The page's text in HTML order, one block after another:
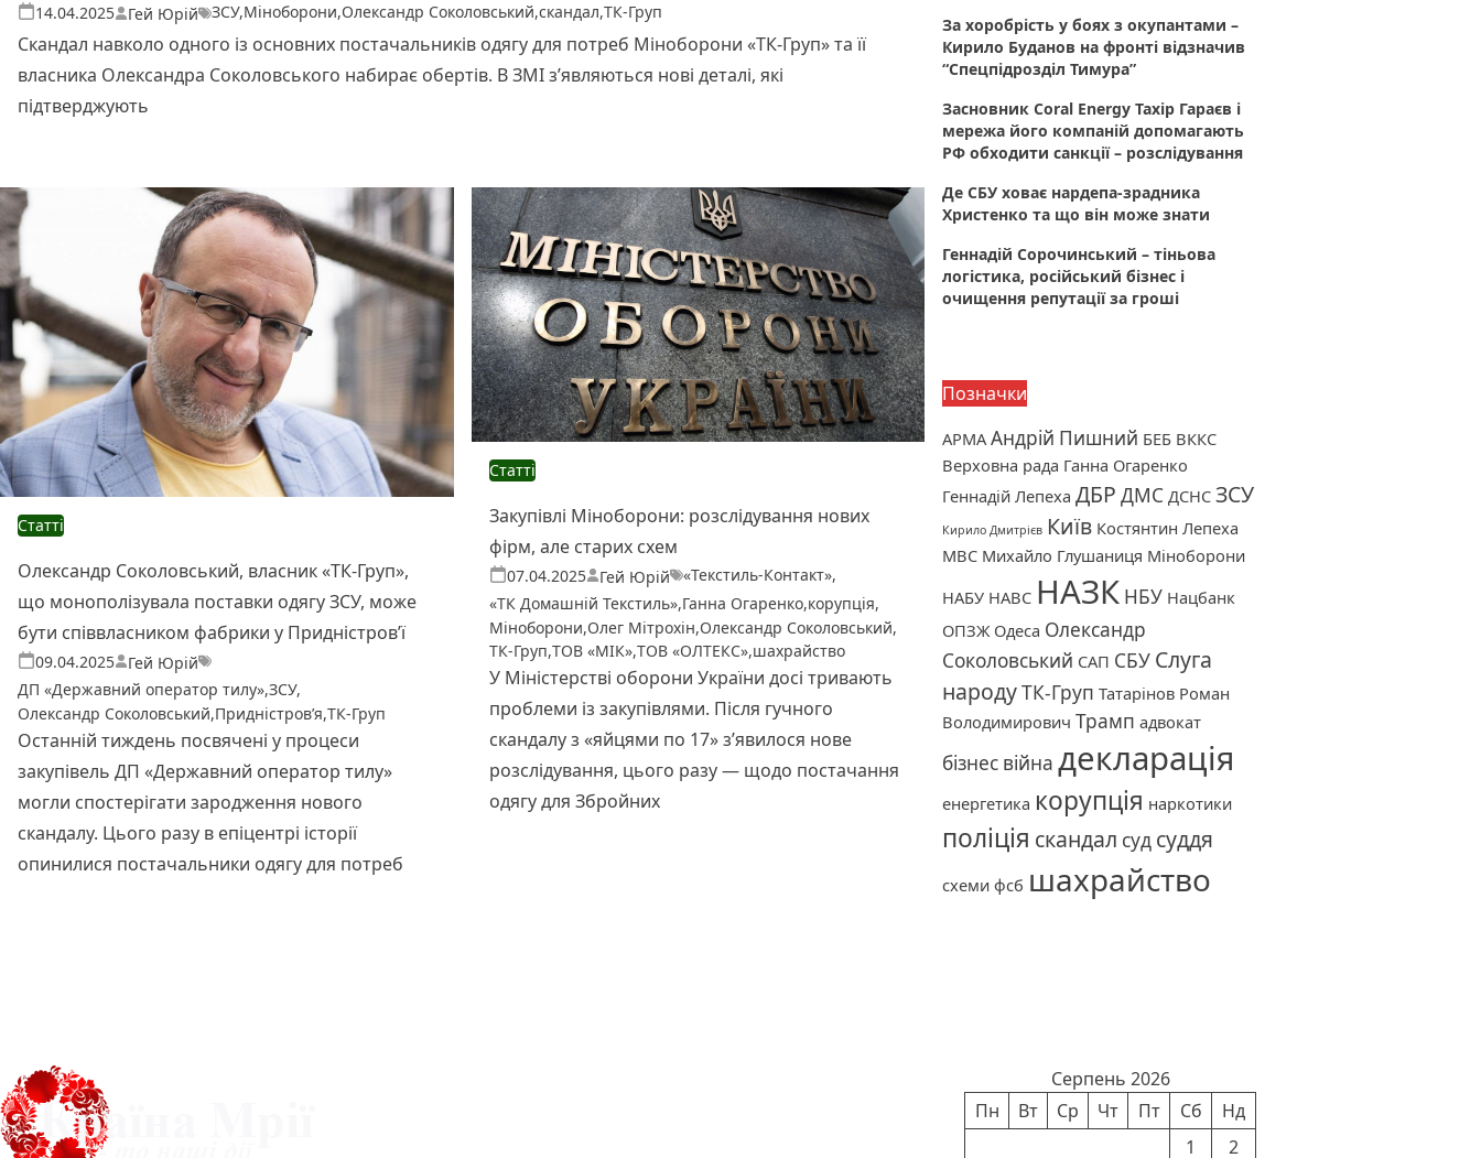
14.04.2025Опубліковано
Гей Юрій
Теги: ЗСУ,Міноборони,Олександр Соколовський,скандал,ТК-Груп
Скандал навколо одного із основних постачальників одягу для потреб Міноборони «ТК-Груп» та її
власника Олександра Соколовського набирає обертів. В ЗМІ з’являються нові деталі, які
підтверджують
Статті
Олександр Соколовський, власник «ТК-Груп»,
що монополізувала поставки одягу ЗСУ, може
бути співвласником фабрики у Придністров’ї
09.04.2025Опубліковано
Гей Юрій
Теги:
ДП «Державний оператор тилу»,ЗСУ,
Олександр Соколовський,Придністров’я,ТК-Груп
Останній тиждень посвячені у процеси
закупівель ДП «Державний оператор тилу»
могли спостерігати зародження нового
скандалу. Цього разу в епіцентрі історії
опинилися постачальники одягу для потреб
Статті
Закупівлі Міноборони: розслідування нових
фірм, але старих схем
07.04.2025Опубліковано
Гей Юрій
Теги: «Текстиль-Контакт»,
«ТК Домашній Текстиль»,Ганна Огаренко,корупція,
Міноборони,Олег Мітрохін,Олександр Соколовський,
ТК-Груп,ТОВ «МІК»,ТОВ «ОЛТЕКС»,шахрайство
У Міністерстві оборони України досі тривають
проблеми із закупівлями. Після гучного
скандалу з «яйцями по 17» з’явилося нове
розслідування, цього разу — щодо постачання
одягу для Збройних
За хоробрість у боях з окупантами –
Кирило Буданов на фронті відзначив
“Спецпідрозділ Тимура”
Засновник Coral Energy Тахір Гараєв і
мережа його компаній допомагають
РФ обходити санкції – розслідування
Де СБУ ховає нардепа-зрадника
Христенко та що він може знати
Геннадій Сорочинський – тіньова
логістика, російський бізнес і
очищення репутації за гроші
Позначки
АРМА Андрій Пишний БЕБ ВККС
Верховна рада Ганна Огаренко
Геннадій Лепеха ДБР ДМС ДСНС ЗСУ
Кирило Дмитрієв Київ Костянтин Лепеха
МВС Михайло Глушаниця Міноборони
НАБУ НАВС НАЗК НБУ Нацбанк
ОПЗЖ Одеса Олександр
Соколовський САП СБУ Слуга
народуТК-Груп Татарінов Роман
Володимирович Трамп адвокат
бізнес війна декларація
енергетика корупція наркотики
поліція скандал суд суддя
схеми фсб шахрайство
Серпень 2026
Пн
Вт Ср Чт Пт Сб
Нд
1
2